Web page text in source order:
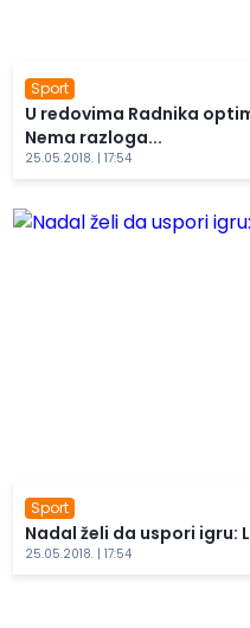
Sport
U redovima Radnika
Nema razloga...
25.05.2018. | 17:54
Sport
Nadal želi da uspori igru:
25.05.2018. | 17:54